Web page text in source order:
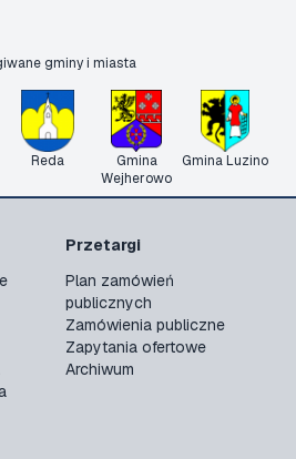
gminy i miasta
Reda
Gmina
Wejherowo
Gmina Luzino
Przetargi
Plan zamówień
publicznych
Zamówienia publiczne
Zapytania ofertowe
Archiwum